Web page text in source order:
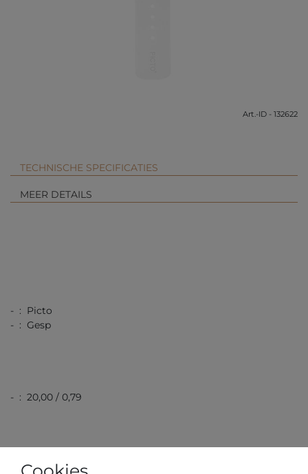
Art.-ID - 132622
TECHNISCHE SPECIFICATIES
MEER DETAILS
- : Picto
- : Gesp
- : 20,00 / 0,79